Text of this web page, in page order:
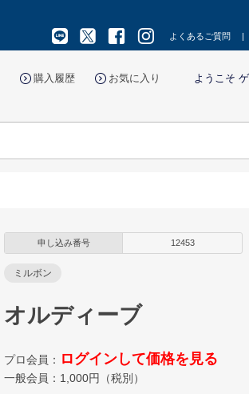
よくあるご質問
購入履歴 お気に入り ようこそ
申し込み番号 12453
ミルボン
オルディーブ
プロ会員： ログインして価格を見る
一般会員： 1,000円（税別）